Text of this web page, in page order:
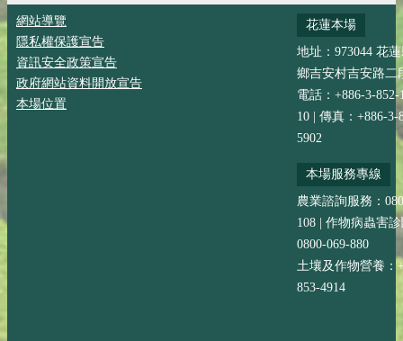
網站導覽
隱私權保護宣告
資訊安全政策宣告
政府網站資料開放宣告
本場位置
花蓮本場
地址：973044 花
鄉吉安村吉安路二
電話：+886-3-852-
10 | 傳真：+886-3-
5902
本場服務專線
農業諮詢服務：
108 | 作物病蟲害
0800-069-880
土壤及作物營養：
853-4914